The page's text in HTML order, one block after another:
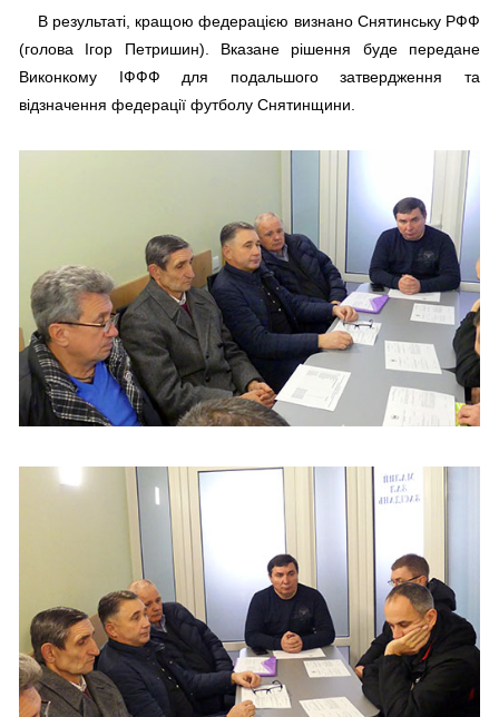
В результаті, кращою федерацією визнано Снятинську РФФ
(голова Ігор Петришин). Вказане рішення буде передане
Виконкому ІФФФ для подальшого затвердження та
відзначення федерації футболу Снятинщини.